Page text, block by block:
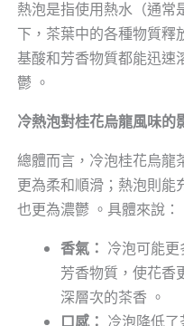
熱泡是指使用熱水（通
下，茶葉中的各種物質釋
基酸和芳香物質都能迅速
鬱 。
冷熱泡對桂花烏龍風味的
總體而言，冷泡桂花烏龍
更為柔和順滑；熱泡則能
也更為濃鬱 。具體來說：
香氣： 冷泡可能
芳香物質，使花香
深層次的茶香 。
口感： 冷泡降低